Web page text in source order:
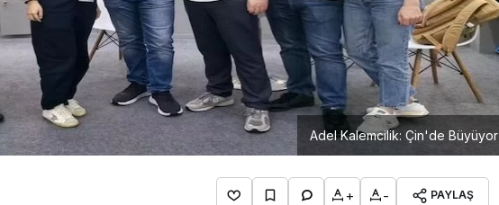
Adel Kalemcilik: Çin'de Büyüyor
+ - PAYLAŞ